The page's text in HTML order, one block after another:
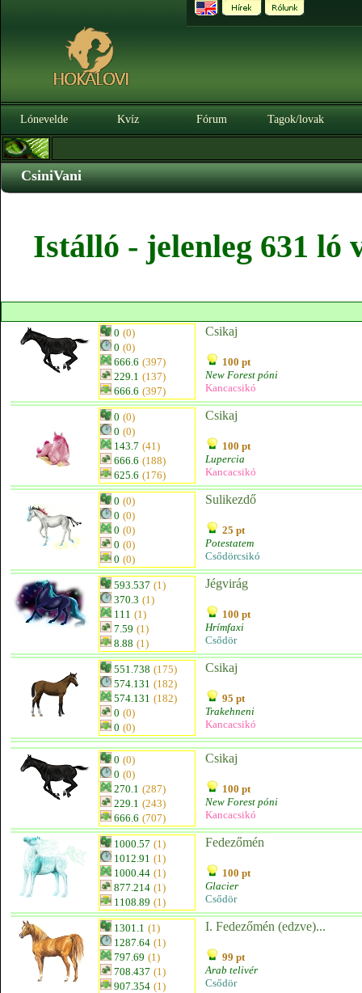
Lónevelde Kvíz Fórum Tagok/lovak
CsiniVani
Istálló - jelenleg 631 ló
0 (0)
0 (0)
666.6 (397)
229.1 (137)
666.6 (397)
Csikaj
100 pt
New Forest póni
Kancacsikó
0 (0)
0 (0)
143.7 (41)
666.6 (188)
625.6 (176)
Csikaj
100 pt
Lupercia
Kancacsikó
0 (0)
0 (0)
0 (0)
0 (0)
0 (0)
Sulikezdő
25 pt
Potestatem
Csődörcsikó
593.537 (1)
370.3 (1)
111 (1)
7.59 (1)
8.88 (1)
Jégvirág
100 pt
Hrímfaxi
Csődör
551.738 (175)
574.131 (182)
574.131 (182)
0 (0)
0 (0)
Csikaj
95 pt
Trakehneni
Kancacsikó
0 (0)
0 (0)
270.1 (287)
229.1 (243)
666.6 (707)
Csikaj
100 pt
New Forest póni
Kancacsikó
1000.57 (1)
1012.91 (1)
1000.44 (1)
877.214 (1)
1108.89 (1)
Fedezőmén
100 pt
Glacier
Csődör
1301.1 (1)
1287.64 (1)
797.69 (1)
708.437 (1)
907.354 (1)
I. Fedezőmén (edzve)...
99 pt
Arab telivér
Csődör